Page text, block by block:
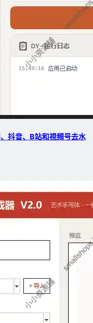
抖音、B站和視頻号去水